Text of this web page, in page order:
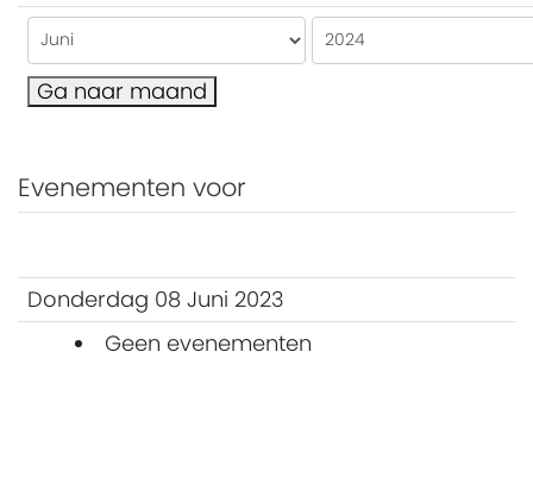
Ga naar maand
Evenementen voor
Donderdag 08 Juni 2023
Geen evenementen